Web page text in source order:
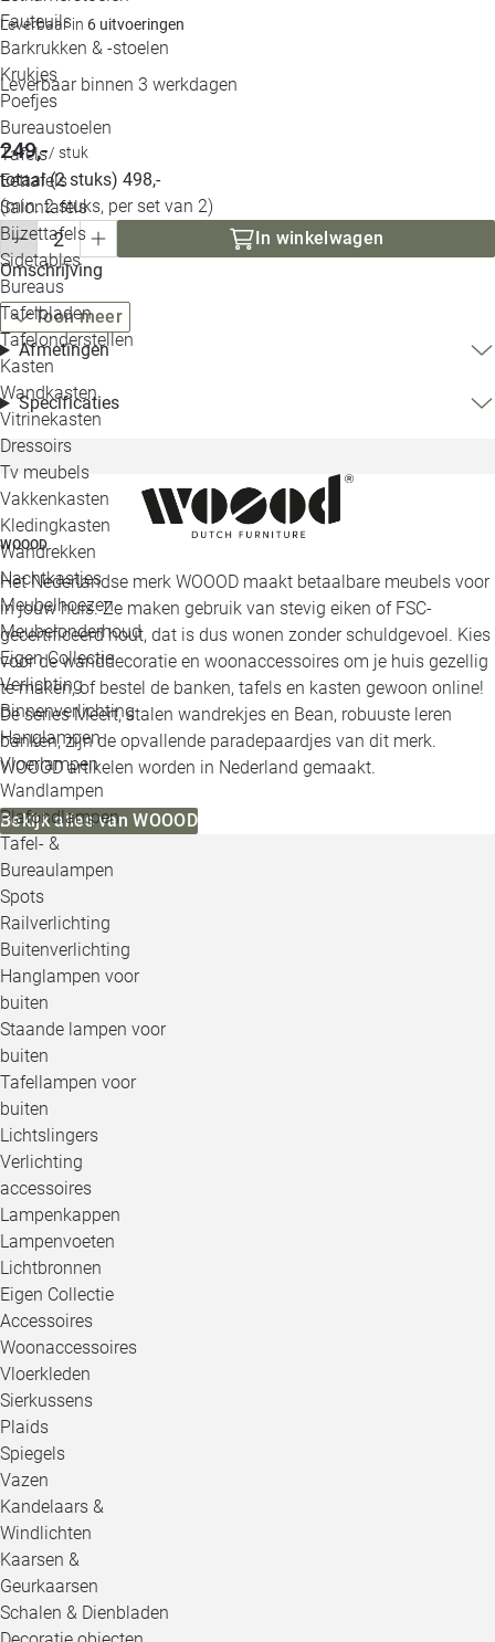
Fauteuils
Barkrukken & -stoelen
Krukjes
Poefjes
Bureaustoelen
Tafels
Eettafels
Salontafels
Bijzettafels
Sidetables
Bureaus
Tafelbladen
Tafelonderstellen
Kasten
Wandkasten
Vitrinekasten
Dressoirs
Tv meubels
Vakkenkasten
Kledingkasten
Wandrekken
Nachtkastjes
Meubelhoezen
Meubelonderhoud
Eigen Collectie
Verlichting
Binnenverlichting
Hanglampen
Vloerlampen
Wandlampen
Plafondlampen
Tafel- &
Bureaulampen
Spots
Railverlichting
Buitenverlichting
Hanglampen voor
buiten
Staande lampen voor
buiten
Tafellampen voor
buiten
Lichtslingers
Verlichting
accessoires
Lampenkappen
Lampenvoeten
Lichtbronnen
Eigen Collectie
Accessoires
Woonaccessoires
Vloerkleden
Sierkussens
Plaids
Spiegels
Vazen
Kandelaars &
Windlichten
Kaarsen &
Geurkaarsen
Schalen & Dienbladen
Leverbaar in 6 uitvoeringen
Leverbaar binnen 3 werkdagen
249,-/ stuk
totaal (2 stuks) 498,-
(min. 2 stuks, per set van 2)
In winkelwagen
Omschrijving
Toon meer
Afmetingen
Specificaties
WOOOD
Het Nederlandse merk WOOOD maakt betaalbare meubels voor
in jouw huis. Ze maken gebruik van stevig eiken of FSC-
gecertificeerd hout, dat is dus wonen zonder schuldgevoel. Kies
voor de wanddecoratie en woonaccessoires om je huis gezellig
te maken, of bestel de banken, tafels en kasten gewoon online!
De series Meert, stalen wandrekjes en Bean, robuuste leren
banken, zijn de opvallende paradepaardjes van dit merk.
WOOOD artikelen worden in Nederland gemaakt.
Bekijk alles van WOOOD